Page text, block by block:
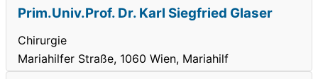
Prim.Univ.Prof. Dr. Karl Siegfried Glaser
Chirurgie
Mariahilfer Straße, 1060 Wien, Mariahilf